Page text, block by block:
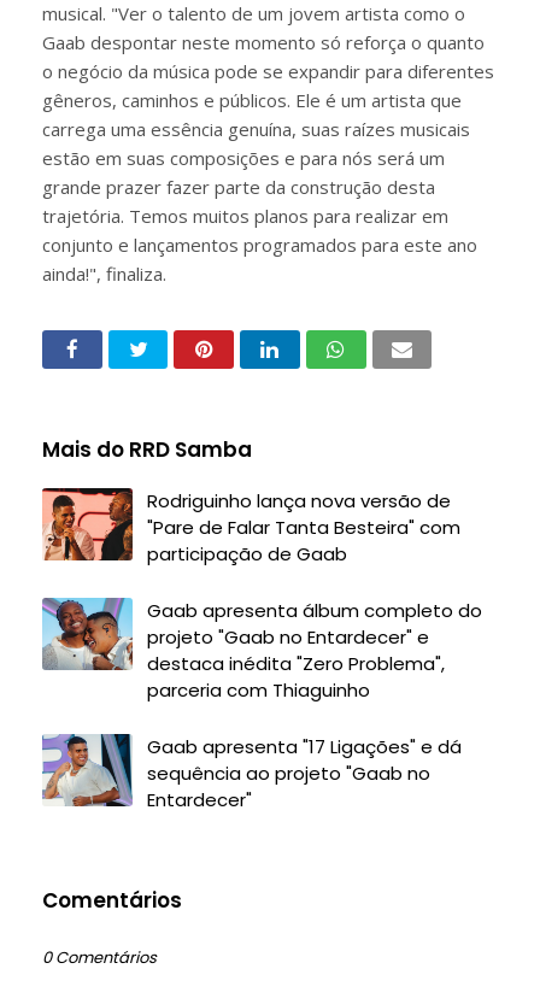
musical. "Ver o talento de um jovem artista como o
Gaab despontar neste momento só reforça o quanto
o negócio da música pode se expandir para diferentes
gêneros, caminhos e públicos. Ele é um artista que
carrega uma essência genuína, suas raízes musicais
estão em suas composições e para nós será um
grande prazer fazer parte da construção desta
trajetória. Temos muitos planos para realizar em
conjunto e lançamentos programados para este ano
ainda!", finaliza.
Mais do RRD Samba
Rodriguinho lança nova versão de
"Pare de Falar Tanta Besteira" com
participação de Gaab
Gaab apresenta álbum completo do
projeto "Gaab no Entardecer" e
destaca inédita "Zero Problema",
parceria com Thiaguinho
Gaab apresenta "17 Ligações" e dá
sequência ao projeto "Gaab no
Entardecer"
Comentários
0 Comentários